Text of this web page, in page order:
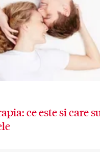
ce este si care